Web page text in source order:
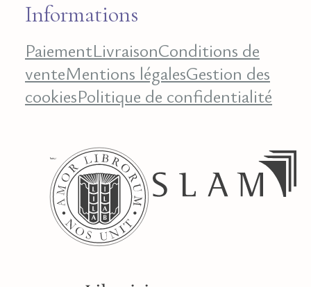
Informations
PaiementLivraisonConditions de
venteMentions légalesGestion des
cookiesPolitique de confidentialité